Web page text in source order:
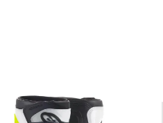
Сравни продукт